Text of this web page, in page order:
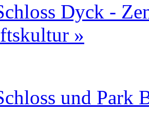
Dyck -
»
und Park